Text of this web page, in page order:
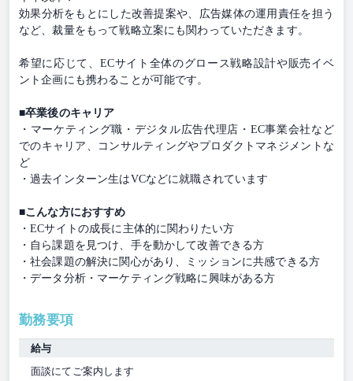
効果分析をもとにした改善提案や、広告媒体の運用責任を担う
など、裁量をもって戦略立案にも関わっていただきます。
希望に応じて、ECサイト全体のグロース戦略設計や販売イベ
ント企画にも携わることが可能です。
■卒業後のキャリア
・マーケティング職・デジタル広告代理店・EC事業会社など
でのキャリア、コンサルティングやプロダクトマネジメントな
ど
・過去インターン生はVCなどに就職されています
■こんな方におすすめ
・ECサイトの成長に主体的に関わりたい方
・自ら課題を見つけ、手を動かして改善できる方
・社会課題の解決に関心があり、ミッションに共感できる方
・データ分析・マーケティング戦略に興味がある方
勤務要項
給与
面談にてご案内します